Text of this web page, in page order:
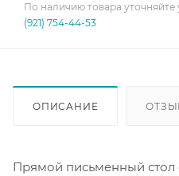
По наличию товара
(921) 754-44-53
ОПИСАНИЕ
Прямой письменный